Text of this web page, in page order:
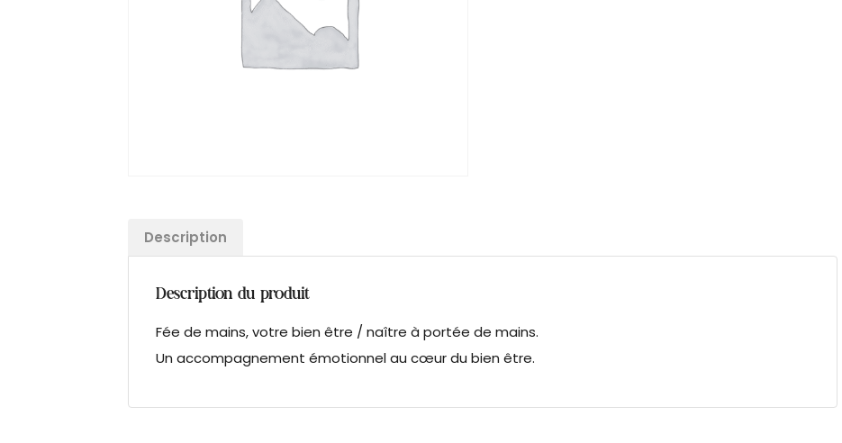
Description
Description du produit
Fée de mains, votre bien être / naître à portée de mains.
Un accompagnement émotionnel au cœur du bien être.